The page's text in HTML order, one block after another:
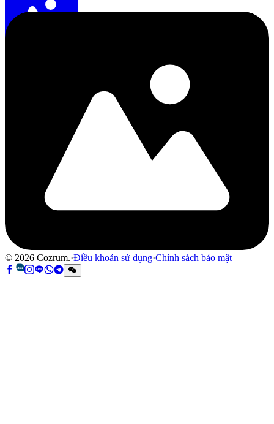
© 2026 Cozrum.·Điều khoản sử dụng·Chính sách bảo mật